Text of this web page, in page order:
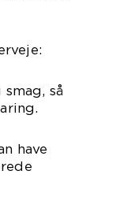
så
have